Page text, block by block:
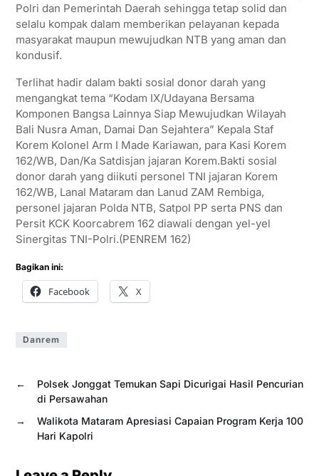
Polri dan Pemerintah Daerah sehingga tetap solid dan
selalu kompak dalam memberikan pelayanan kepada
masyarakat maupun mewujudkan NTB yang aman dan
kondusif.
Terlihat hadir dalam bakti sosial donor darah yang
mengangkat tema “Kodam IX/Udayana Bersama
Komponen Bangsa Lainnya Siap Mewujudkan Wilayah
Bali Nusra Aman, Damai Dan Sejahtera” Kepala Staf
Korem Kolonel Arm I Made Kariawan, para Kasi Korem
162/WB, Dan/Ka Satdisjan jajaran Korem.Bakti sosial
donor darah yang diikuti personel TNI jajaran Korem
162/WB, Lanal Mataram dan Lanud ZAM Rembiga,
personel jajaran Polda NTB, Satpol PP serta PNS dan
Persit KCK Koorcabrem 162 diawali dengan yel-yel
Sinergitas TNI-Polri.(PENREM 162)
Bagikan ini:
Facebook X
Danrem
←
Polsek Jonggat Temukan Sapi Dicurigai Hasil Pencurian
di Persawahan
→
Walikota Mataram Apresiasi Capaian Program Kerja 100
Hari Kapolri